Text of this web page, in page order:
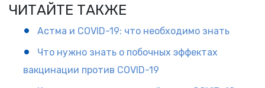
ЧИТАЙТЕ ТАКЖЕ
Астма и COVID-19: что необходимо знать
Что нужно знать о побочных эффектах
вакцинации против COVID-19